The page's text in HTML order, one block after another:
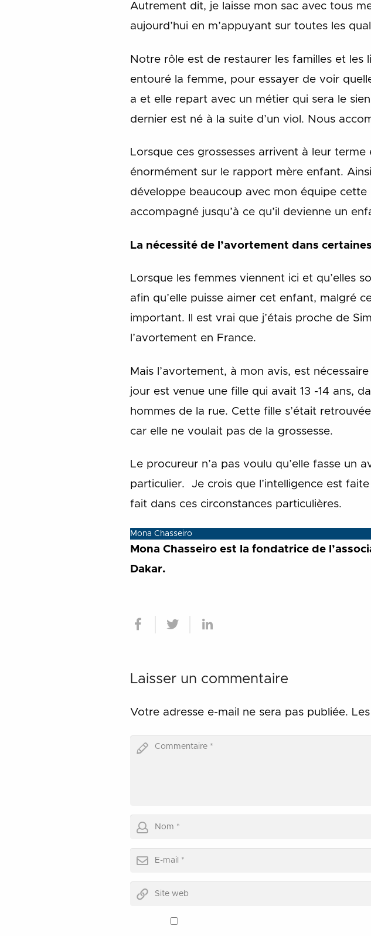
Autrement dit, je laisse mon sac avec tous
aujourd’hui en m’appuyant sur toutes les
Notre rôle est de restaurer les familles et les
entouré la femme, pour essayer de voir
a et elle repart avec un métier qui sera le
dernier est né à la suite d’un viol. Nous
Lorsque ces grossesses arrivent à leur
énormément sur le rapport mère enfant.
développe beaucoup avec mon équipe
accompagné jusqu’à ce qu’il devienne un
La nécessité de l’avortement dans
Lorsque les femmes viennent ici et qu’elles
afin qu’elle puisse aimer cet enfant, malgré
important. Il est vrai que j’étais proche de
l’avortement en France.
Mais l’avortement, à mon avis, est
jour est venue une fille qui avait 13 -14 ans,
hommes de la rue. Cette fille s’était
car elle ne voulait pas de la grossesse.
Le procureur n’a pas voulu qu’elle fasse un
particulier. Je crois que l’intelligence est
fait dans ces circonstances particulières.
Mona Chasseiro
Mona Chasseiro est la fondatrice de
Dakar.
Laisser un commentaire
Votre adresse e-mail ne sera pas publiée.